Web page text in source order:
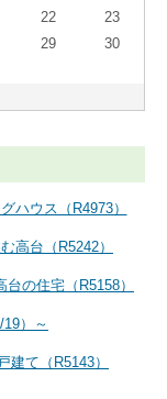
22
23
29
30
ハウス（R4973）
高台（R5242）
の住宅（R5158）
）～
て（R5143）